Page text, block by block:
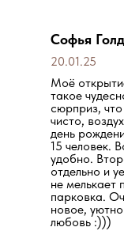
Моё
такое
сюрприз,
чисто,
день
15 человек.
удобно.
отдельно и
не мелькает
парковка.
новое,
любовь :)))
Софья
20.01.25